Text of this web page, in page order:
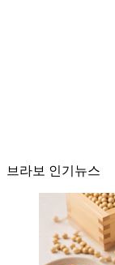
브라보 인기뉴스